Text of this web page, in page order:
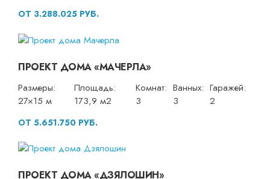
ОТ 3.288.025 РУБ.
ПРОЕКТ ДОМА «МАЧЕРЛА»
Размеры:
27×15 м
Площадь:
173,9 м2
Комнат:
3
Ванных:
3
Гаражей:
2
ОТ 5.651.750 РУБ.
ПРОЕКТ ДОМА «ДЗЯЛОШИН»